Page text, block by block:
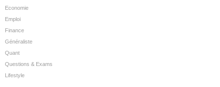
Economie
Emploi
Finance
Généraliste
Quant
Questions & Exams
Lifestyle